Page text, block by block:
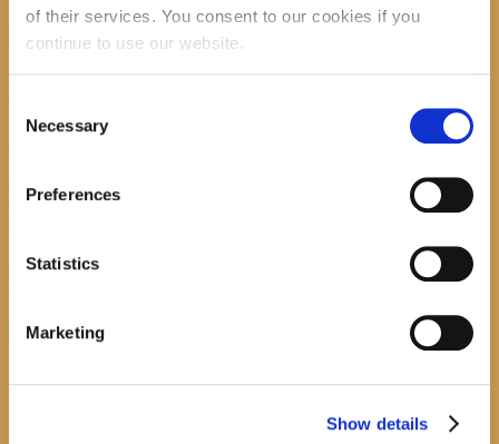
of their services. You consent to our cookies if you
continue to use our website.
Selection
Necessary
Preferences
Statistics
Marketing
Show details
Promocija zbirke pjesama "Iz staračkog domau
ravnatelja/ravnateljice Općinske knjižnice
April 20, 20260
calendar
August